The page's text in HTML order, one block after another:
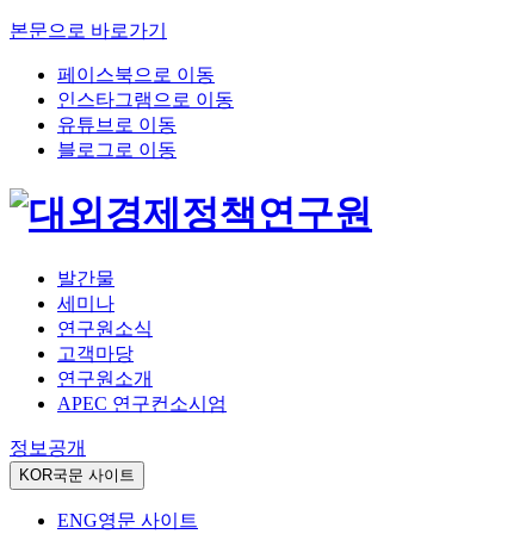
본문으로 바로가기
페이스북으로 이동
인스타그램으로 이동
유튜브로 이동
블로그로 이동
발간물
세미나
연구원소식
고객마당
연구원소개
APEC 연구컨소시엄
정보공개
KOR국문 사이트
ENG영문 사이트